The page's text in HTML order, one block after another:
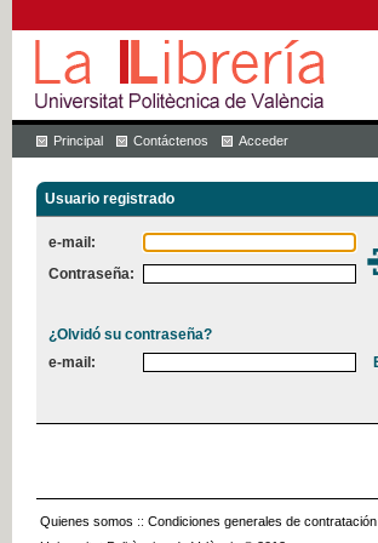
Principal Contáctenos Acceder
Usuario registrado
e-mail:
Contraseña:
¿Olvidó su contraseña?
e-mail:
Quienes somos :: Condiciones generales de contratación